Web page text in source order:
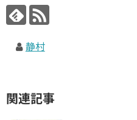
静村
関連記事